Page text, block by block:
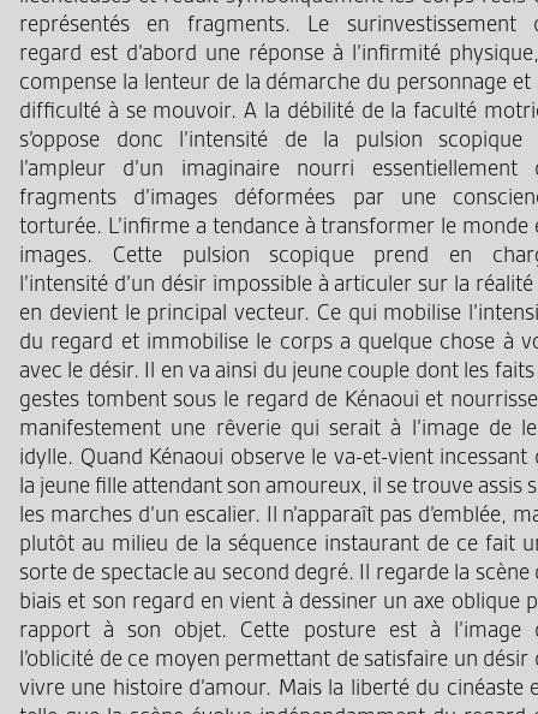
représentés en fragments. Le surinvestissement
regard est d’abord une réponse à l’infirmité
compense la lenteur de la démarche du personnage et
difficulté à se mouvoir. A la débilité de la faculté
s’oppose donc l’intensité de la pulsion scopique
l’ampleur d’un imaginaire nourri essentiellement
fragments d’images déformées par une
torturée. L’infirme a tendance à transformer le monde
images. Cette pulsion scopique prend en
l’intensité d’un désir impossible à articuler sur la
en devient le principal vecteur. Ce qui mobilise
du regard et immobilise le corps a quelque chose à
avec le désir. Il en va ainsi du jeune couple dont les
gestes tombent sous le regard de Kénaoui et
manifestement une rêverie qui serait à l’image de
idylle. Quand Kénaoui observe le va-et-vient incessant
la jeune fille attendant son amoureux, il se trouve assis
les marches d’un escalier. Il n’apparaît pas d’emblée,
plutôt au milieu de la séquence instaurant de ce fait
sorte de spectacle au second degré. Il regarde la scène
biais et son regard en vient à dessiner un axe oblique
rapport à son objet. Cette posture est à l’image
l’oblicité de ce moyen permettant de satisfaire un désir
vivre une histoire d’amour. Mais la liberté du cinéaste